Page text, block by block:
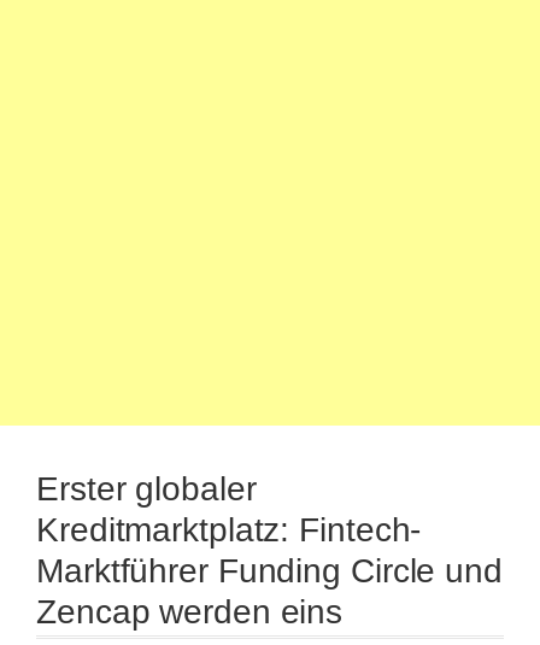
Erster globaler
Kreditmarktplatz: Fintech-
Marktführer Funding Circle und
Zencap werden eins